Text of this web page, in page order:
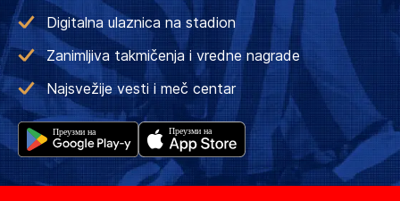
Digitalna ulaznica na stadion
Zanimljiva takmičenja i vredne nagrade
Najsvežije vesti i meč centar